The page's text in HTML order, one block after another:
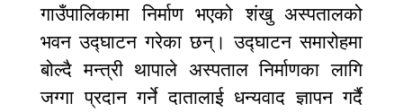
गाउँपालिकामा निर्माण भएको शंखु अस्पतालको
भवन उद्घाटन गरेका छन्। उद्घाटन समारोहमा
बोल्दै मन्त्री थापाले अस्पताल निर्माणका लागि
जग्गा प्रदान गर्ने दातालाई धन्यवाद ज्ञापन गर्दै